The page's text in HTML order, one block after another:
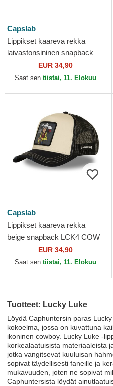
Capslab
Lippikset kaareva rekka
laivastonsininen snapback
LCK3 JOEB Joe Dalton
Lucky Luke Capslab
EUR 34,90
Saat sen tiistai, 11. Elokuu
Capslab
Lippikset kaareva rekka
beige snapback LCK4 COW
Lucky Luke Capslab
EUR 34,90
Saat sen tiistai, 11. Elokuu
Tuotteet: Lucky Luke
Löydä Caphuntersin paras
kokoelma, jossa on kuvattuna
ikoninen cowboy. Lucky Luke -
korkealaatuisista materiaaleista
jotka vangitsevat kuuluisan
sopivat täydellisesti faneille ja
mukavuuden, joten ne sopivat
Caphuntersista löydät